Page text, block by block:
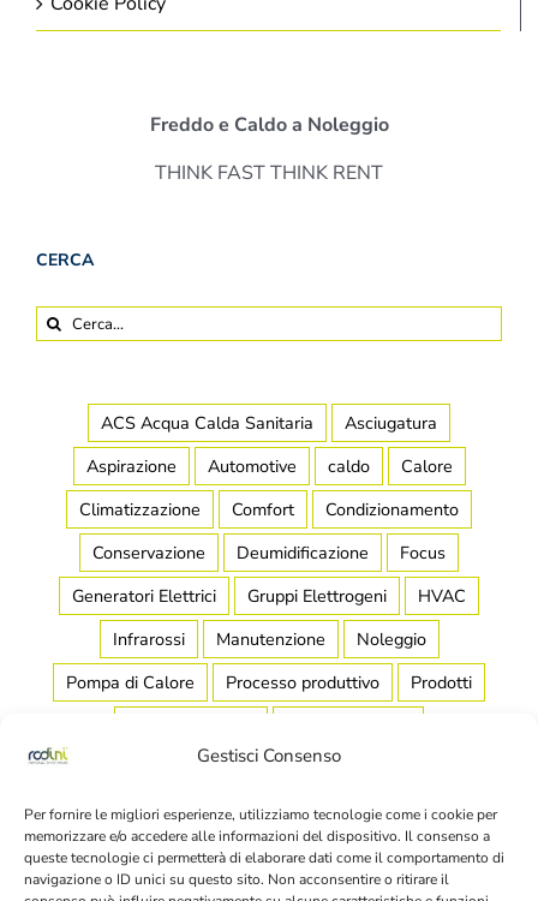
Gestisci Consenso
Per fornire le migliori esperienze, utilizziamo tecnologie come i cookie per
memorizzare e/o accedere alle informazioni del dispositivo. Il consenso a
queste tecnologie ci permetterà di elaborare dati come il comportamento di
navigazione o ID unici su questo sito. Non acconsentire o ritirare il
Freddo e Caldo a Noleggio
THINK FAST THINK RENT
CERCA
Cerca
per:
ACS Acqua Calda Sanitaria
Asciugatura
Aspirazione
Automotive caldo
Calore
Climatizzazione
Comfort
Condizionamento
Conservazione
Deumidificazione
Focus
Generatori Elettrici
Gruppi Elettrogeni
HVAC
Infrarossi
Manutenzione
Noleggio
Pompa di Calore
Processo produttivo
Prodotti
Refrigerazione Industriale
Riscaldamento
Salubrità
Scaldamassetto
Stagionatura
Stoccaggio
Teleriscaldamento
Temperatura